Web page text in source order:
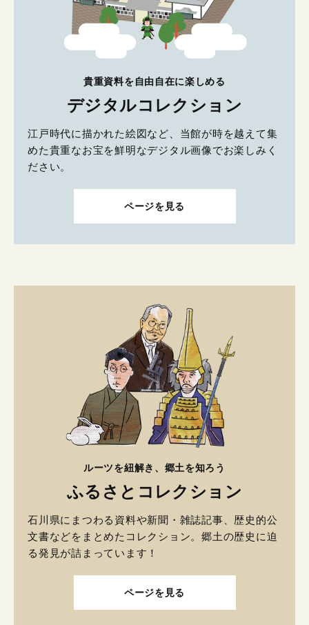
貴重資料を自由自在に楽しめる
デジタルコレクション
江戸時代に描かれた絵図など、当館が時を越えて集
めた貴重なお宝を鮮明なデジタル画像でお楽しみく
ださい。
ページを見る
ルーツを紐解き、郷土を知ろう
ふるさとコレクション
石川県にまつわる資料や新聞・雑誌記事、歴史的公
文書などをまとめたコレクション。郷土の歴史に迫
る発見が詰まっています！
ページを見る